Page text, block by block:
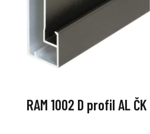
RAM 1002 D profil AL ČK